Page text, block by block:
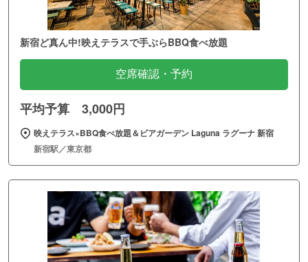
新宿ど真ん中!映えテラスで手ぶらBBQ食べ放題
空席確認・予約
平均予算 3,000円
映えテラス×BBQ食べ放題＆ビアガーデン Laguna ラグーナ 新宿
新宿駅／東京都